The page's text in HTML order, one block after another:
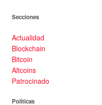
Secciones
Actualidad
Blockchain
Bitcoin
Altcoins
Patrocinado
Políticas